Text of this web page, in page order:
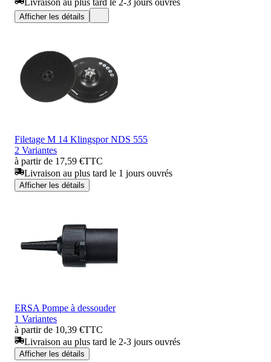
Afficher les détails
Filetage M 14 Klingspor NDS 555
2 Variantes
à partir de 17,59 €TTC
Livraison au plus tard le 1 jours ouvrés
Afficher les détails
ERSA Pompe à dessouder
1 Variantes
à partir de 10,39 €TTC
Livraison au plus tard le 2-3 jours ouvrés
Afficher les détails